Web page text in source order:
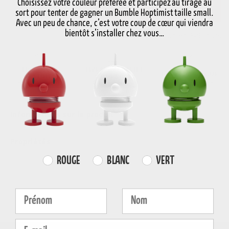
- + Ajouter au panier
En stock Livraison en 3-5 jours
LIVRAISON
GRATUITE
au-delà de 59€
sous 3-5 jours
ouvrables
DROIT DE RETOUR
30 jours de retour
Informations sur le produit
Choisissez votre couleur préférée et participez au tirage au
sort pour tenter de gagner un Bumble Hoptimist taille small.
Avec un peu de chance, c’est votre coup de cœur qui viendra
bientôt s’installer chez vous…
Farvevalg
ROUGE BLANC VERT
Fornavn Efternavn
E-mail